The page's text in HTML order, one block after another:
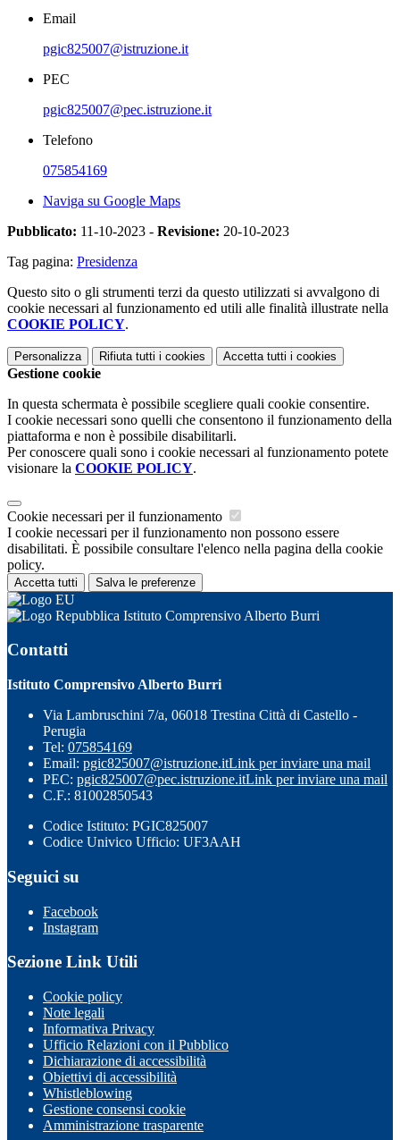
Email
pgic825007@istruzione.it
PEC
pgic825007@pec.istruzione.it
Telefono
075854169
Naviga su Google Maps
Pubblicato: 11-10-2023 - Revisione: 20-10-2023
Tag pagina: Presidenza
Questo sito o gli strumenti terzi da questo utilizzati si avvalgono di
cookie necessari al funzionamento ed utili alle finalità illustrate nella
COOKIE POLICY.
Personalizza Rifiuta tutti i cookies Accetta tutti i cookies
Gestione cookie
In questa schermata è possibile scegliere quali cookie consentire.
I cookie necessari sono quelli che consentono il funzionamento della
piattaforma e non è possibile disabilitarli.
Per conoscere quali sono i cookie necessari al funzionamento potete
visionare la COOKIE POLICY.
Cookie necessari per il funzionamento
I cookie necessari per il funzionamento non possono essere
disabilitati. È possibile consultare l'elenco nella pagina della cookie
policy.
Accetta tutti Salva le preferenze
Istituto Comprensivo Alberto Burri
Contatti
Istituto Comprensivo Alberto Burri
Via Lambruschini 7/a, 06018 Trestina Città di Castello -
Perugia
Tel: 075854169
Email: pgic825007@istruzione.itLink per inviare una mail
PEC: pgic825007@pec.istruzione.itLink per inviare una mail
C.F.: 81002850543
Codice Istituto: PGIC825007
Codice Univico Ufficio: UF3AAH
Seguici su
Facebook
Instagram
Sezione Link Utili
Cookie policy
Note legali
Informativa Privacy
Ufficio Relazioni con il Pubblico
Dichiarazione di accessibilità
Obiettivi di accessibilità
Whistleblowing
Gestione consensi cookie
Amministrazione trasparente